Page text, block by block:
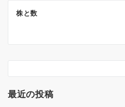
ン
株と数
最近の投稿